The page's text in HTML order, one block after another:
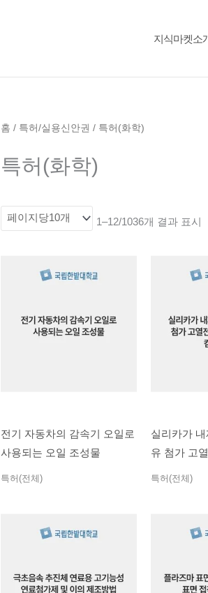
지식마켓소
홈 / 특허/실용신안권 / 특허(화학)
특허(화학)
1–12/1036개 결과 표시
전기 자동차의 감속기 오일로
사용되는 오일 조성물
특허(전체)
실리카가
유 첨가 고
특허(전체)